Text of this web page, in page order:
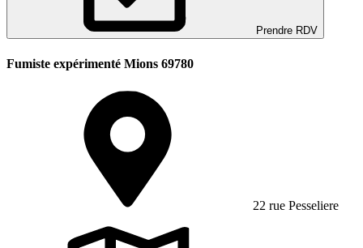
Prendre RDV
Fumiste expérimenté Mions 69780
22 rue Pesseliere